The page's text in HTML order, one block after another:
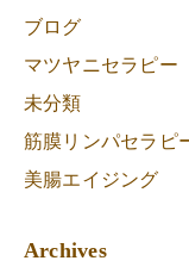
ブログ
マツヤニセラピー
未分類
筋膜リンパセラピ
美腸エイジング
Archives